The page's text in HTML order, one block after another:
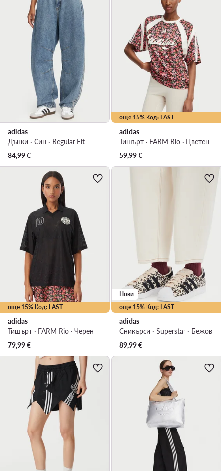
adidas
Дънки · Син · Regular Fit
84,99€
още 15% Код: LAST
adidas
Тишърт · FARM Rio · Цветен
59,99€
още 15% Код: LAST
adidas
Тишърт · FARM Rio · Черен
79,99€
още 15% Код: LAST
Нови
adidas
Сникърси · Superstar · Бежов
89,99€